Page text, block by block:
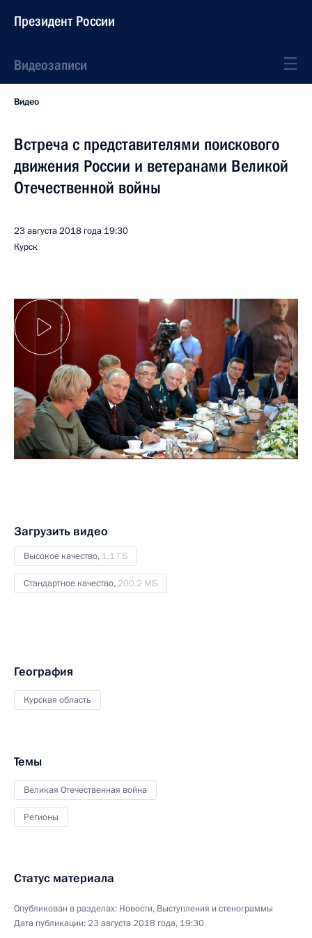
Президент России
Видеозаписи
Видео
Встреча с представителями поискового
движения России и ветеранами Великой
Отечественной войны
23 августа 2018 года 19:30
Курск
Загрузить видео
Высокое качество, 1.1 ГБ
Стандартное качество, 200.2 МБ
География
Курская область
Темы
Великая Отечественная война
Регионы
Статус материала
Опубликован в разделах: Новости, Выступления и стенограммы
Дата публикации:23 августа 2018 года, 19:30